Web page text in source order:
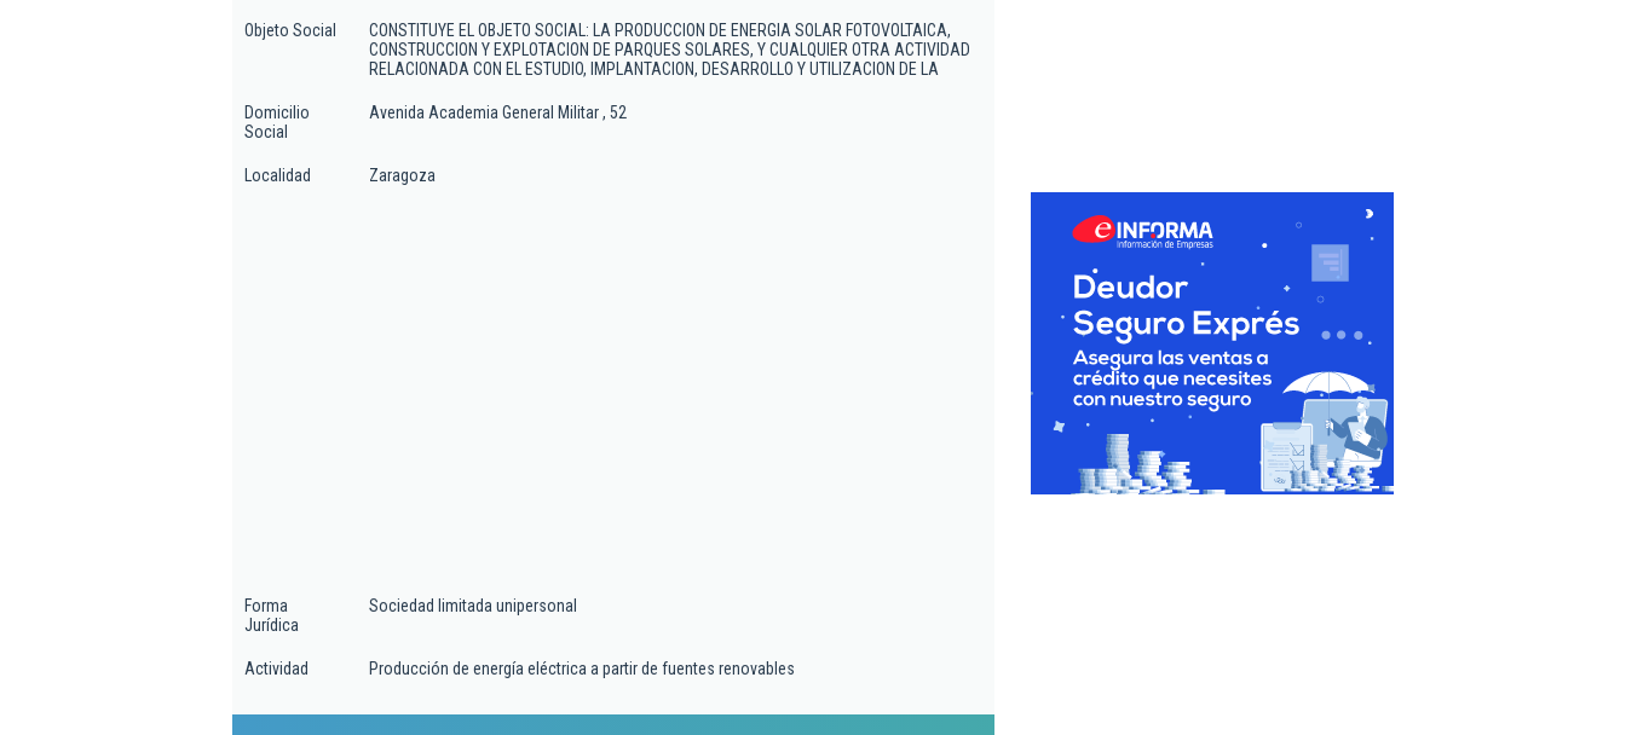
Objeto Social
CONSTITUYE EL OBJETO SOCIAL: LA PRODUCCION DE ENERGIA SOLAR FOTOVOLTAICA,
CONSTRUCCION Y EXPLOTACION DE PARQUES SOLARES, Y CUALQUIER OTRA ACTIVIDAD
RELACIONADA CON EL ESTUDIO, IMPLANTACION, DESARROLLO Y UTILIZACION DE LA
Domicilio
Social
Avenida Academia General Militar , 52
Localidad Zaragoza
Forma
Jurídica
Sociedad limitada unipersonal
Actividad Producción de energía eléctrica a partir de fuentes renovables